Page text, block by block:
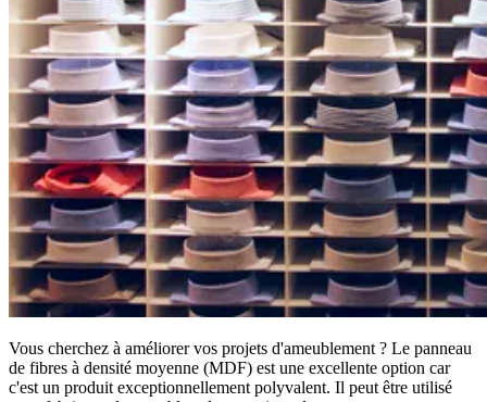
Vous cherchez à améliorer vos projets d'ameublement ? Le panneau
de fibres à densité moyenne (MDF) est une excellente option car
c'est un produit exceptionnellement polyvalent. Il peut être utilisé